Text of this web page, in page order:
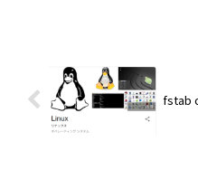
fstab